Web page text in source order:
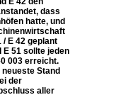
dass
hatte, und
E 42 geplant
E 51 sollte jeden
003 erreicht.
Stand
der
aller